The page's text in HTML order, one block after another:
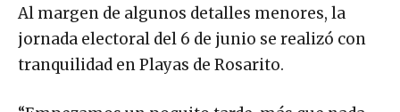
Al margen de algunos detalles menores, la
jornada electoral del 6 de junio se realizó con
tranquilidad en Playas de Rosarito.